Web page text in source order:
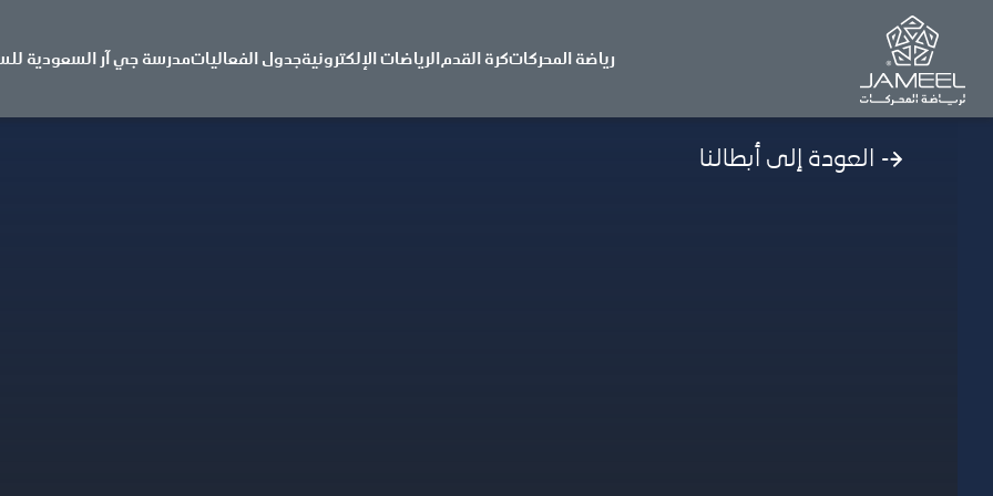
رياضة المحركاتكرة القدمالرياضات الإلكترونيةجدول الفعالياتمدرسة جي آر السعودية
العودة إلى أبطالنا